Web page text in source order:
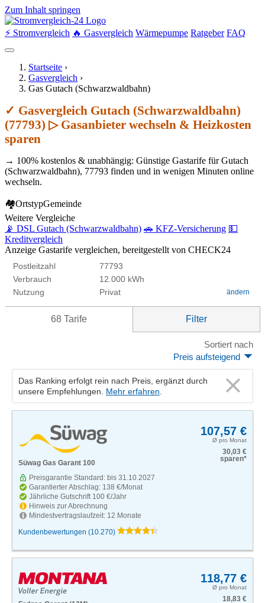
Zum Inhalt springen
⚡ Stromvergleich 🔥 Gasvergleich Wärmepumpe Ratgeber FAQ
Startseite ›
Gasvergleich ›
Gas Gutach (Schwarzwaldbahn)
✓ Gasvergleich Gutach (Schwarzwaldbahn)
(77793) ▷ Gasanbieter wechseln & Heizkosten
sparen
→ 100% kostenlos & unabhängig: Günstige Gastarife für Gutach
(Schwarzwaldbahn), 77793 finden und in wenigen Minuten online
wechseln.
🏘OrtstypGemeinde
Weitere Vergleiche
📡 DSL Gutach (Schwarzwaldbahn) 🚗 KFZ-Versicherung 💵
Kreditvergleich
Anzeige Gastarife vergleichen, bereitgestellt von CHECK24